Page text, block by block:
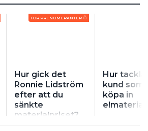
FÖR PRENUMERANTER
Hur gick det
Ronnie Lidström
efter att du
sänkte
materialpriset?
Hur
kund som
köpa in
elmaterial